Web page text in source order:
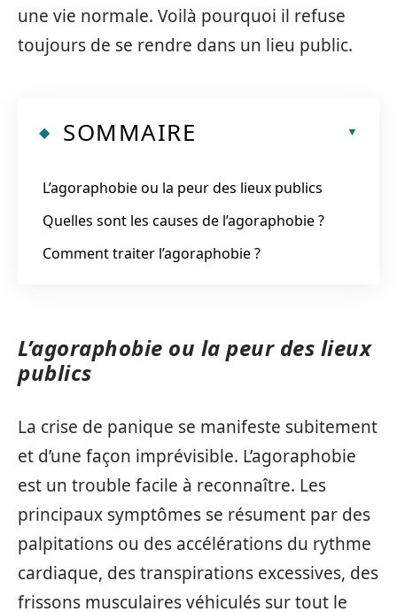
une vie normale. Voilà pourquoi il refuse
toujours de se rendre dans un lieu public.
SOMMAIRE
L’agoraphobie ou la peur des lieux publics
Quelles sont les causes de l’agoraphobie ?
Comment traiter l’agoraphobie ?
L’agoraphobie ou la peur des lieux
publics
La crise de panique se manifeste subitement
et d’une façon imprévisible. L’agoraphobie
est un trouble facile à reconnaître. Les
principaux symptômes se résument par des
palpitations ou des accélérations du rythme
cardiaque, des transpirations excessives, des
frissons musculaires véhiculés sur tout le